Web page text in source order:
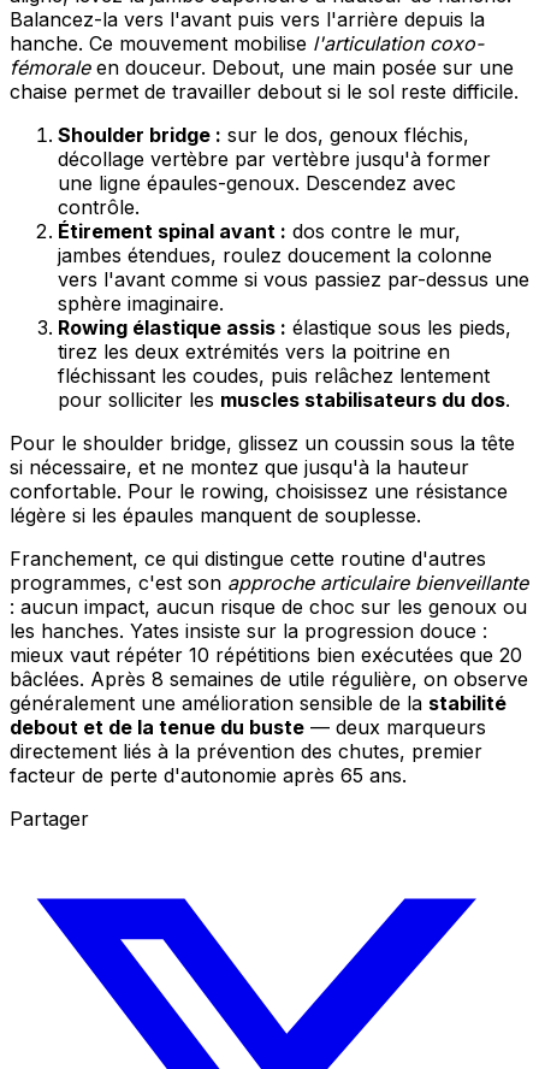
Balancez-la vers l'avant puis vers l'arrière depuis la
hanche. Ce mouvement mobilise l'articulation coxo-
fémoraleen douceur. Debout, une main posée sur une
chaise permet de travailler debout si le sol reste difficile.
Shoulder bridge : sur le dos, genoux fléchis,
décollage vertèbre par vertèbre jusqu'à former
une ligne épaules-genoux. Descendez avec
contrôle.
Étirement spinal avant : dos contre le mur,
jambes étendues, roulez doucement la colonne
vers l'avant comme si vous passiez par-dessus une
sphère imaginaire.
Rowing élastique assis : élastique sous les pieds,
tirez les deux extrémités vers la poitrine en
fléchissant les coudes, puis relâchez lentement
pour solliciter les muscles stabilisateurs du dos.
Pour le shoulder bridge, glissez un coussin sous la tête
si nécessaire, et ne montez que jusqu'à la hauteur
confortable. Pour le rowing, choisissez une résistance
légère si les épaules manquent de souplesse.
Franchement, ce qui distingue cette routine d'autres
programmes, c'est son approche articulaire bienveillante
: aucun impact, aucun risque de choc sur les genoux ou
les hanches. Yates insiste sur la progression douce :
mieux vaut répéter 10 répétitions bien exécutées que 20
bâclées. Après 8 semaines de utile régulière, on observe
généralement une amélioration sensible de la stabilité
debout et de la tenue du buste — deux marqueurs
directement liés à la prévention des chutes, premier
facteur de perte d'autonomie après 65 ans.
Partager